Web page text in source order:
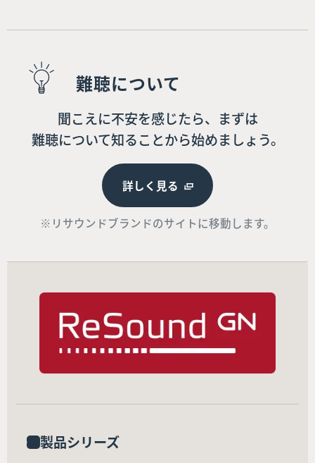
難聴について
聞こえに不安を感じたら、まずは
難聴について知ることから始めましょう。
詳しく見る
※リサウンドブランドのサイトに移動します。
製品シリーズ